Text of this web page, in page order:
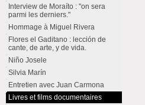
Interview de Moraíto : "on sera
parmi les derniers."
Hommage à Miguel Rivera
Flores el Gaditano : lección de
cante, de arte, y de vida.
Niño Josele
Silvia Marín
Entretien avec Juan Carmona
Livres et films documentaires